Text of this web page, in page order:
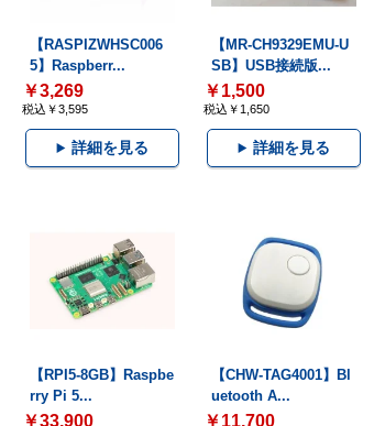
【RASPIZWHSC006
5】Raspberr...
￥3,269
税込￥3,595
詳細を見る
【MR-CH9329EMU-U
SB】USB接続版...
￥1,500
税込￥1,650
詳細を見る
【RPI5-8GB】Raspbe
rry Pi 5...
￥33,900
【CHW-TAG4001】Bl
uetooth A...
￥11,700